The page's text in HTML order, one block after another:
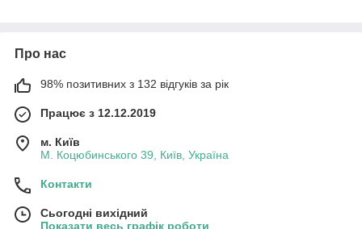
Про нас
98% позитивних з 132 відгуків за рік
Працює з 12.12.2019
м. Київ
М. Коцюбинського 39, Київ, Україна
Контакти
Сьогодні вихідний
Показати весь графік роботи